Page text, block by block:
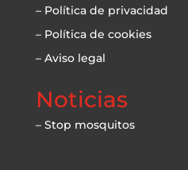
– Política de privacidad
– Política de cookies
– Aviso legal
Noticias
– Stop mosquitos